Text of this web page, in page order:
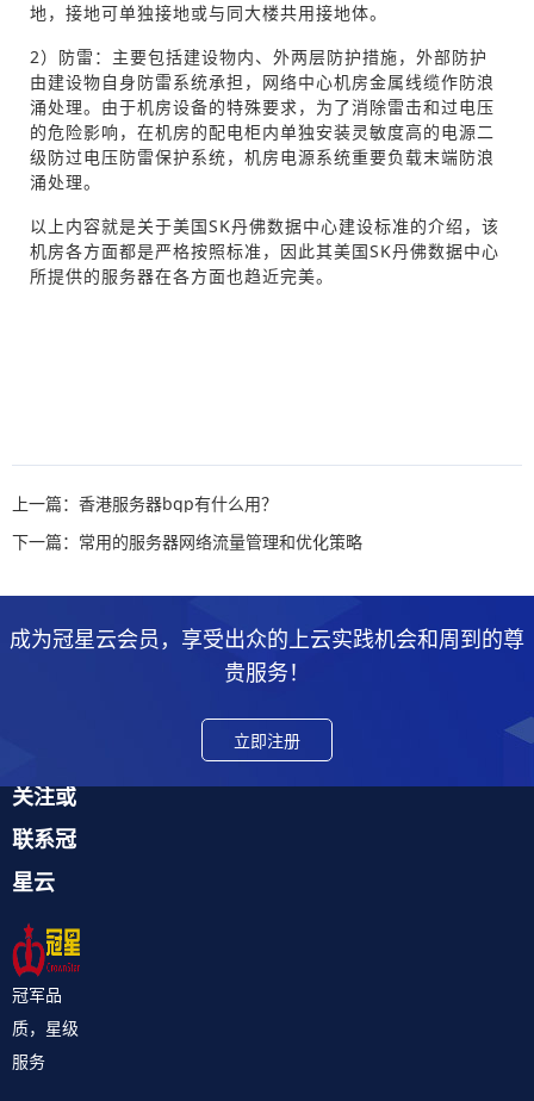
地，接地可单独接地或与同大楼共用接地体。
2）防雷：主要包括建设物内、外两层防护措施，外部防护
由建设物自身防雷系统承担，网络中心机房金属线缆作防浪
涌处理。由于机房设备的特殊要求，为了消除雷击和过电压
的危险影响，在机房的配电柜内单独安装灵敏度高的电源二
级防过电压防雷保护系统，机房电源系统重要负载末端防浪
涌处理。
以上内容就是关于美国SK丹佛数据中心建设标准的介绍，该
机房各方面都是严格按照标准，因此其美国SK丹佛数据中心
所提供的服务器在各方面也趋近完美。
上一篇：香港服务器bgp有什么用？
下一篇：常用的服务器网络流量管理和优化策略
成为冠星云会员，享受出众的上云实践机会和周到的尊
贵服务！
立即注册
关注或
联系冠
星云
冠军品
质，星级
服务